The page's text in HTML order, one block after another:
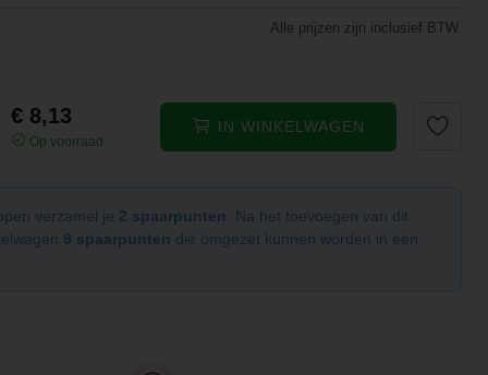
Alle prijzen zijn inclusief BTW.
€ 8,13
Op voorraad
IN WINKELWAGEN
verzamel je 2 spaarpunten
. Na het toevoegen van dit
9 spaarpunten die omgezet kunnen worden in een